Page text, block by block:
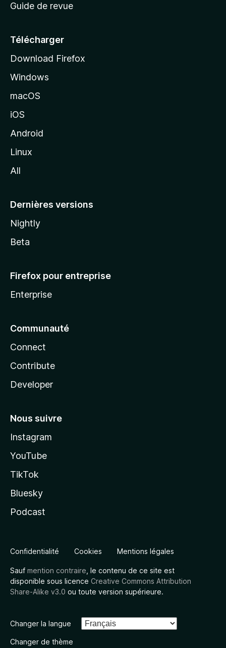
c
e
l
d
o
z
l
Guide de revue
Télécharger
Download Firefox
Windows
macOS
iOS
Android
Linux
All
Dernières versions
Nightly
Beta
Firefox pour entreprise
Enterprise
Communauté
Connect
Contribute
Developer
Nous suivre
Instagram
YouTube
TikTok
Bluesky
Podcast
Confidentialité Cookies Mentions légales
Sauf mention contraire , le contenu de ce site est
disponible sous licence Creative Commons Attribution
Share-Alike v3.0 ou toute version supérieure.
Changer la langue
Changer de thème